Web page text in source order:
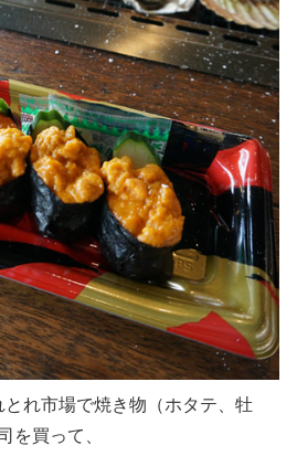
れ市場で焼き物（ホタテ、牡
を買って、